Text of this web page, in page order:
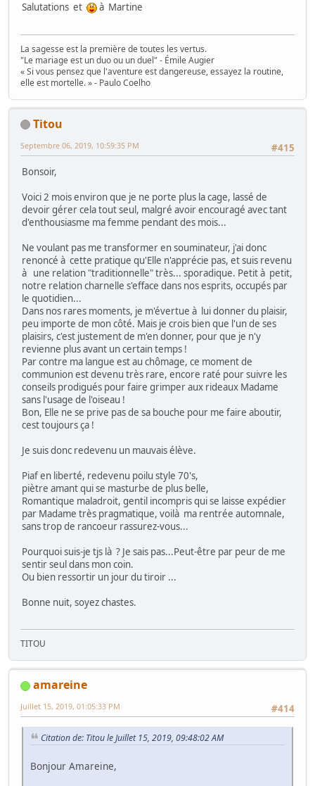
Salutations et
à Martine
La sagesse est la première de toutes les vertus.
"Le mariage est un duo ou un duel" - Émile Augier
« Si vous pensez que l'aventure est dangereuse, essayez la routine,
elle est mortelle. » - Paulo Coelho
Titou
#415
Septembre 06, 2019, 10:59:35 PM
Bonsoir,
Voici 2 mois environ que je ne porte plus la cage, lassé de
devoir gérer cela tout seul, malgré avoir encouragé avec tant
d'enthousiasme ma femme pendant des mois...
Ne voulant pas me transformer en souminateur, j'ai donc
renoncé à cette pratique qu'Elle n'apprécie pas, et suis revenu
à une relation "traditionnelle" très... sporadique. Petit à petit,
notre relation charnelle s'efface dans nos esprits, occupés par
le quotidien...
Dans nos rares moments, je m'évertue à lui donner du plaisir,
peu importe de mon côté. Mais je crois bien que l'un de ses
plaisirs, c'est justement de m'en donner, pour que je n'y
revienne plus avant un certain temps !
Par contre ma langue est au chômage, ce moment de
communion est devenu très rare, encore raté pour suivre les
conseils prodigués pour faire grimper aux rideaux Madame
sans l'usage de l'oiseau !
Bon, Elle ne se prive pas de sa bouche pour me faire aboutir,
cest toujours ça !
Je suis donc redevenu un mauvais élève.
Piaf en liberté, redevenu poilu style 70's,
piètre amant qui se masturbe de plus belle,
Romantique maladroit, gentil incompris qui se laisse expédier
par Madame très pragmatique, voilà ma rentrée automnale,
sans trop de rancoeur rassurez-vous...
Pourquoi suis-je tjs là ? Je sais pas...Peut-être par peur de me
sentir seul dans mon coin.
Ou bien ressortir un jour du tiroir ...
Bonne nuit, soyez chastes.
TITOU
amareine
#414
Juillet 15, 2019, 01:05:33 PM
Citation de: Titou le Juillet 15, 2019, 09:48:02 AM
Bonjour Amareine,